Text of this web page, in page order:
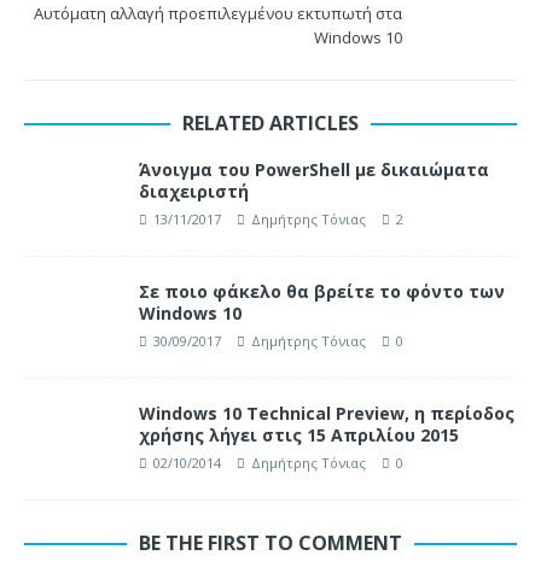
Αυτόματη αλλαγή προεπιλεγμένου εκτυπωτή στα
Windows 10
RELATED ARTICLES
Άνοιγμα του PowerShell με δικαιώματα
διαχειριστή
13/11/2017 Δημήτρης Τόνιας 2
Σε ποιο φάκελο θα βρείτε το φόντο των
Windows 10
30/09/2017 Δημήτρης Τόνιας 0
Windows 10 Technical Preview, η περίοδος
χρήσης λήγει στις 15 Απριλίου 2015
02/10/2014 Δημήτρης Τόνιας 0
BE THE FIRST TO COMMENT